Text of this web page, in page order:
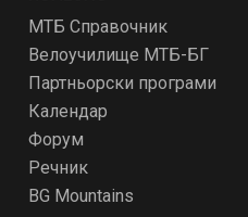
МТБ Справочник
Велоучилище МТБ-БГ
Партньорски програми
Календар
Форум
Речник
BG Mountains